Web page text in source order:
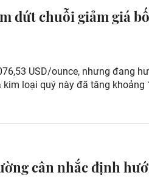
dứt chuỗi giảm giá
USD/ounce, nhưng đang
loại quý này đã tăng khoảng
cân nhắc định